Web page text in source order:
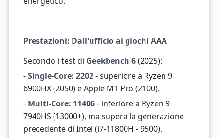
Prestazioni: Dall'ufficio ai giochi AAA
Secondo i test di Geekbench 6(2025):
-Single-Core: 2202- superiore a Ryzen 9
6900HX (2050) e Apple M1 Pro (2100).
- Multi-Core: 11406- inferiore a Ryzen 9
7940HS (13000+), ma supera la generazione
precedente di Intel (i7-11800H - 9500).